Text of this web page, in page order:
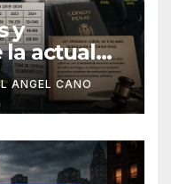
y
la actual
ANGEL CANO